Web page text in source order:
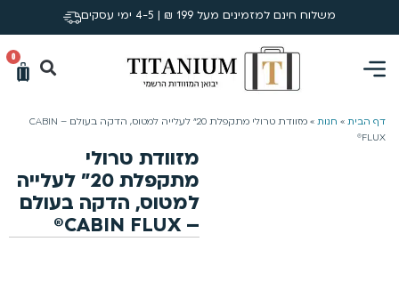
משלוח חינם למזמינים מעל 199 ₪ | 4-5 ימי עסקים
0
דף הבית » חנות »
מזוודת טרולי מתקפלת 20״ לעלייה למטוס, הדקה בעולם – CABIN
FLUX®
מזוודת טרולי
מתקפלת 20״ לעלייה
למטוס, הדקה בעולם
– CABIN FLUX®